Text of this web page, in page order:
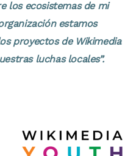
los ecosistemas de mi
estamos
proyectos de Wikimedia
luchas locales”.